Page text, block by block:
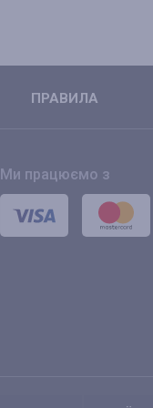
ПРАВИЛА
Ми працюємо з